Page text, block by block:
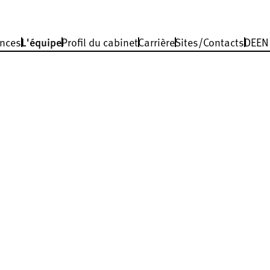
L'équipeProfil du cabinetCarrièreSites/ContactsDEEN